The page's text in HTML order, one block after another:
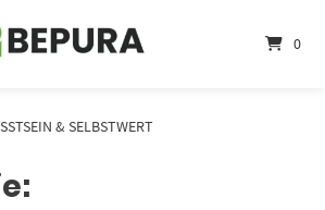
0
& SELBSTWERT